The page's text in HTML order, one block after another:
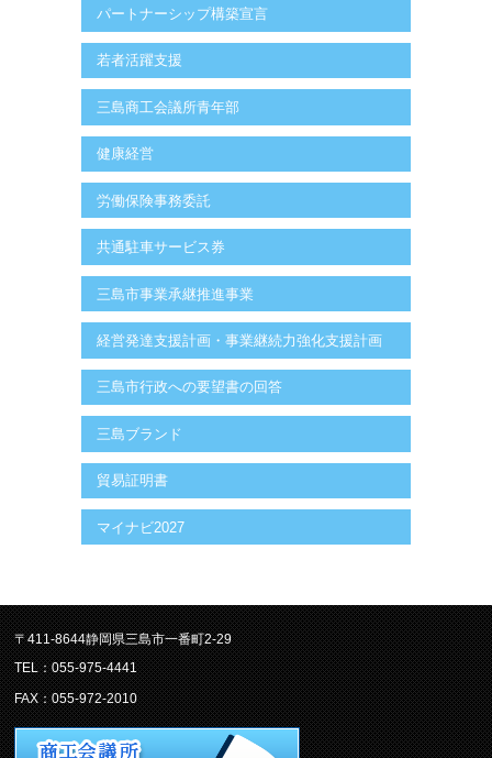
パートナーシップ構築宣言
若者活躍支援
三島商工会議所青年部
健康経営
労働保険事務委託
共通駐車サービス券
三島市事業承継推進事業
経営発達支援計画・事業継続力強化支援計画
三島市行政への要望書の回答
三島ブランド
貿易証明書
マイナビ2027
〒411-8644静岡県三島市一番町2-29
TEL：055-975-4441
FAX：055-972-2010